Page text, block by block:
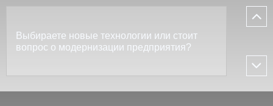
Выбираете новые технологии или стоит
вопрос о модернизации предприятия?